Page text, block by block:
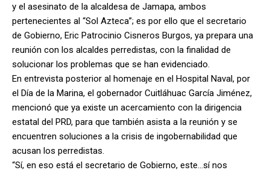
y el asesinato de la alcaldesa de Jamapa, ambos
pertenecientes al “Sol Azteca”; es por ello que el secretario
de Gobierno, Eric Patrocinio Cisneros Burgos, ya prepara una
reunión con los alcaldes perredistas, con la finalidad de
solucionar los problemas que se han evidenciado.
En entrevista posterior al homenaje en el Hospital Naval, por
el Día de la Marina, el gobernador Cuitláhuac García Jiménez,
mencionó que ya existe un acercamiento con la dirigencia
estatal del PRD, para que también asista a la reunión y se
encuentren soluciones a la crisis de ingobernabilidad que
acusan los perredistas.
“Sí, en eso está el secretario de Gobierno, este…sí nos